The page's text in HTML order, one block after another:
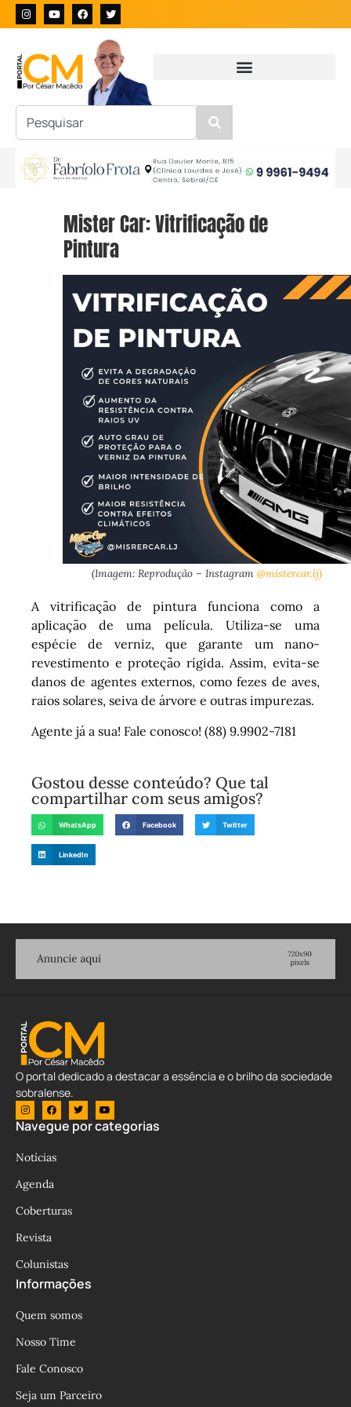
Mister Car: Vitrificação de
Pintura
(Imagem: Reprodução – Instagram @mistercar.lj)
A vitrificação de pintura funciona como a
aplicação de uma película. Utiliza-se uma
espécie de verniz, que garante um nano-
revestimento e proteção rígida. Assim, evita-se
danos de agentes externos, como fezes de aves,
raios solares, seiva de árvore e outras impurezas.
Agente já a sua! Fale conosco! (88) 9.9902-7181
Gostou desse conteúdo? Que tal
compartilhar com seus amigos?
WhatsApp Facebook Twitter
LinkedIn
O portal dedicado a destacar a essência e o brilho da sociedade
sobralense.
Navegue por categorias
Notícias
Agenda
Coberturas
Revista
Colunistas
Informações
Quem somos
Nosso Time
Fale Conosco
Seja um Parceiro